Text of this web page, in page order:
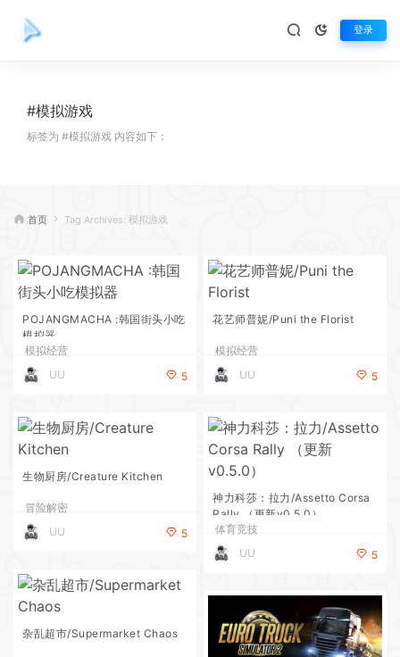
登录
#模拟游戏
标签为 #模拟游戏 内容如下：
首页 Tag Archives: 模拟游戏
POJANGMACHA :韩国街头小吃
模拟器
模拟经营
UU
5
花艺师普妮/Puni the Florist
模拟经营
UU
5
生物厨房/Creature Kitchen
冒险解密
UU
5
神力科莎：拉力/Assetto Corsa
Rally （更新v0.5.0）
体育竞技
UU
5
杂乱超市/Supermarket Chaos